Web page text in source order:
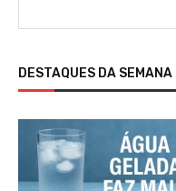
DESTAQUES DA SEMANA